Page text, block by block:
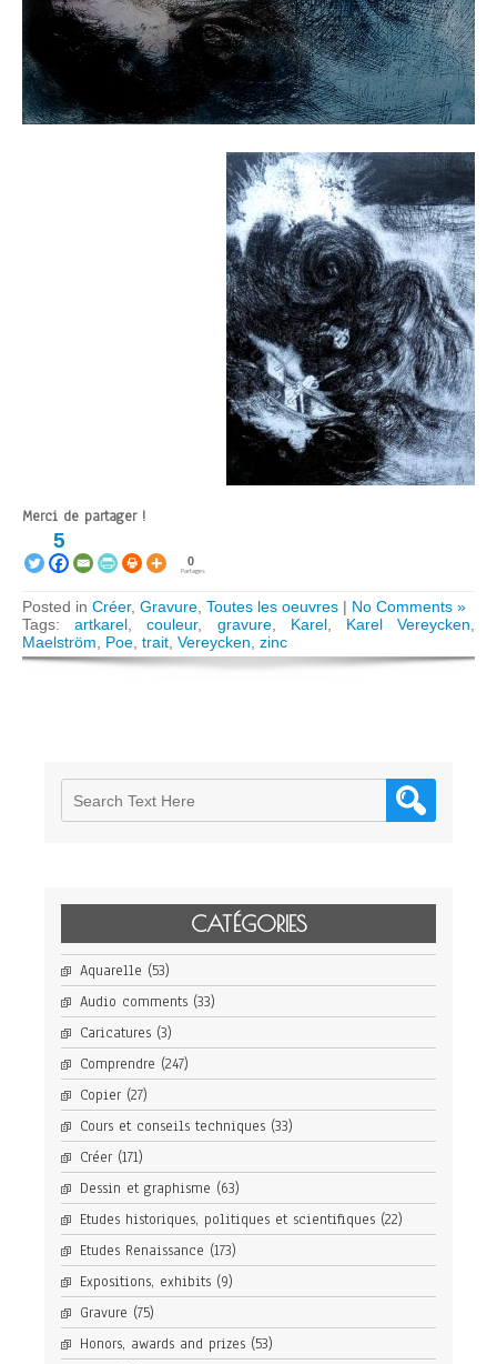
Merci de partager !
5
0
Partages
Posted in Créer, Gravure Toutes les oeuvres | No Comments »
Tags:artkarel ,couleur, gravure, Karel, Karel Vereycken
Maelström
Poe trait Vereycken zinc
CATÉGORIES
Aquarelle (53)
Audio comments (33)
Caricatures (3)
Comprendre (247)
Copier (27)
Cours et conseils techniques (33)
Créer (171)
Dessin et graphisme (63)
Etudes historiques, politiques et scientifiques (22)
Etudes Renaissance (173)
Expositions, exhibits (9)
Gravure (75)
Honors, awards and prizes (53)